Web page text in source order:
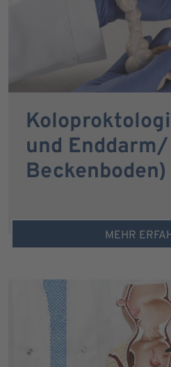
und Enddarm/
Beckenboden)
MEHR